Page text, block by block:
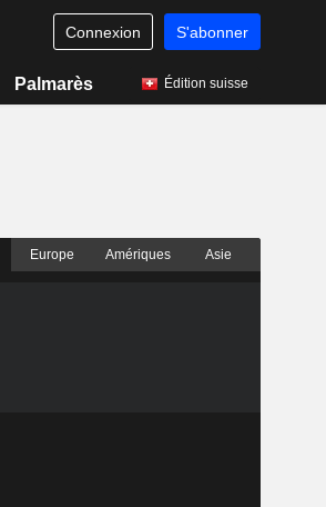
Connexion S'abonner
Palmarès Édition suisse
Europe Amériques Asie